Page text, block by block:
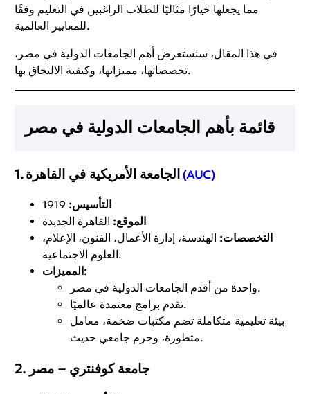
مما يجعلها خيارًا مثاليًا للطلاب الراغبين في التعليم وفقًا
للمعايير العالمية.
في هذا المقال، سنستعرض أهم الجامعات الدولية في مصر،
تخصصاتها، مميزاتها، وكيفية الالتحاق بها.
قائمة بأهم الجامعات الدولية في مصر
1.الجامعة الأمريكية في القاهرة (AUC)
التأسيس:
الموقع: القاهرة الجديدة
التخصصات: الهندسة، إدارة الأعمال، الفنون، الإعلام،
العلوم الاجتماعية.
المميزات:
واحدة من أقدم الجامعات الدولية في مصر.
تقدم برامج معتمدة عالميًا.
بيئة تعليمية متكاملة تضم مكتبات ضخمة، معامل
متطورة، وحرم جامعي حديث.
2. جامعة كوفنتري – مصر